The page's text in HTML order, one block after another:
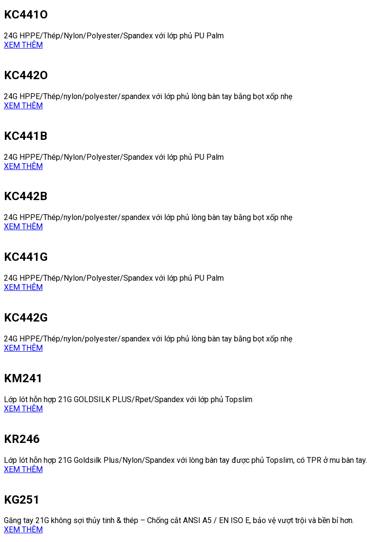
KC441O
24G HPPE/Thép/Nylon/Polyester/Spandex với lớp phủ PU Palm
XEM THÊM
KC442O
24G HPPE/Thép/nylon/polyester/spandex với lớp phủ lòng bàn tay bằng bọt xốp nhẹ
XEM THÊM
KC441B
24G HPPE/Thép/Nylon/Polyester/Spandex với lớp phủ PU Palm
XEM THÊM
KC442B
24G HPPE/Thép/nylon/polyester/spandex với lớp phủ lòng bàn tay bằng bọt xốp nhẹ
XEM THÊM
KC441G
24G HPPE/Thép/Nylon/Polyester/Spandex với lớp phủ PU Palm
XEM THÊM
KC442G
24G HPPE/Thép/nylon/polyester/spandex với lớp phủ lòng bàn tay bằng bọt xốp nhẹ
XEM THÊM
KM241
Lớp lót hỗn hợp 21G GOLDSILK PLUS/Rpet/Spandex với lớp phủ Topslim
XEM THÊM
KR246
Lớp lót hỗn hợp 21G Goldsilk Plus/Nylon/Spandex với lòng bàn tay được phủ Topslim, có TPR ở mu bàn tay.
XEM THÊM
KG251
Găng tay 21G không sợi thủy tinh & thép – Chống cắt ANSI A5 / EN ISO E, bảo vệ vượt trội và bền bỉ hơn.
XEM THÊM